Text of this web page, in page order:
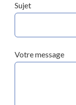
Sujet
Votre message